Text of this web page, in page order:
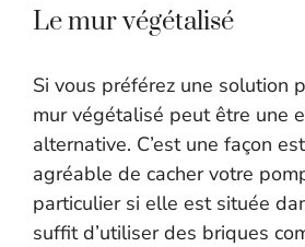
Le mur végétalisé
Si vous préférez une solution
mur végétalisé peut être une
alternative. C’est une façon
agréable de cacher votre
particulier si elle est située
suffit d’utiliser des briques